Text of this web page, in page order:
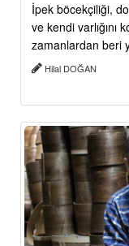
İpek böcekçiliği,
ve kendi varlığını
zamanlardan beri
Hilal DOĞAN